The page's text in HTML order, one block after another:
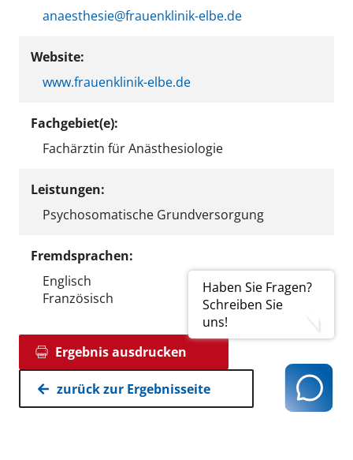
Haben Sie Fragen?
Schreiben Sie
uns!
anaesthesie@frauenklinik-elbe.de
Website:
www.frauenklinik-elbe.de
Fachgebiet(e):
Fachärztin für Anästhesiologie
Leistungen:
Psychosomatische Grundversorgung
Fremdsprachen:
Englisch
Französisch
Ergebnis ausdrucken
zurück zur Ergebnisseite